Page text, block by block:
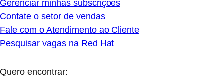
Gerenciar minhas subscrições
Contate o setor de vendas
Fale com o Atendimento ao Cliente
Pesquisar vagas na Red Hat
Quero encontrar: